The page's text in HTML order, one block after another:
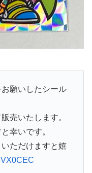
願いしたシール
売いたします。
幸いです。
ただけますと嬉